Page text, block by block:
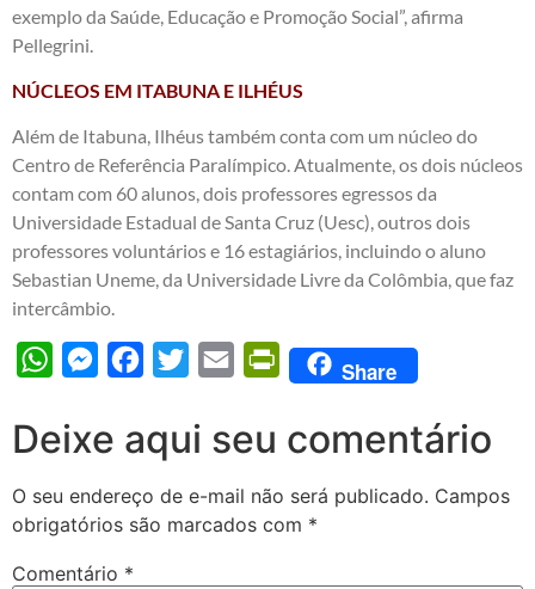
exemplo da Saúde, Educação e Promoção Social”, afirma
Pellegrini.
NÚCLEOS EM ITABUNA E ILHÉUS
Além de Itabuna, Ilhéus também conta com um núcleo do
Centro de Referência Paralímpico. Atualmente, os dois núcleos
contam com 60 alunos, dois professores egressos da
Universidade Estadual de Santa Cruz (Uesc), outros dois
professores voluntários e 16 estagiários, incluindo o aluno
Sebastian Uneme, da Universidade Livre da Colômbia, que faz
intercâmbio.
WhatsAppMessengerFacebook
Twitter Email PrintFriendly
Share
Deixe aqui seu comentário
O seu endereço de e-mail não será publicado. Campos
obrigatórios são marcados com *
Comentário *